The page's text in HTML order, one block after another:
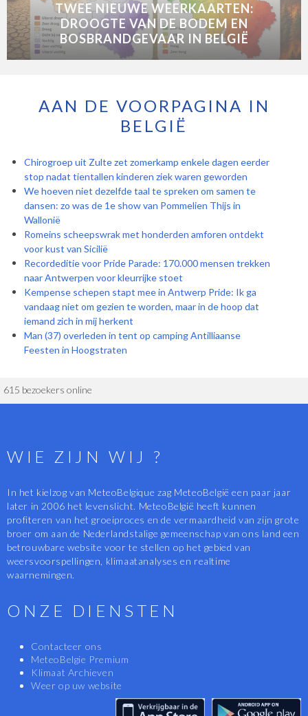
TWEE NIEUWE WEERKAARTEN:
DROOGTE VAN DE BODEM EN
BOSBRANDGEVAAR IN BELGIË
AAN DE VOORPAGINA IN
BELGIË
Chirogroep uit Zulte zet zomerkamp enkele dagen eerder
stop nadat tientallen kinderen ziek waren geworden
We hoeven niet dezelfde taal te spreken om samen te
dansen: zo was de 1e show van Pommelien Thijs in
Wallonië
Romeins scheepswrak met honderden amforen ontdekt
voor kust van Sicilië
Recordeditie voor Pride Parade: 170.000 mensen trekken
naar Antwerpen voor kleurrijke stoet
Kempense schepen stapt mee in Antwerp Pride: Ik ga
vandaag niet om gezien te worden, maar in de hoop dat
iemand zich in mij herkent
Man (37) overleden in tent op camping Antilliaanse
Feesten in Hoogstraten
615 bezoekers online
WIE ZIJN WIJ ?
In het kielzog van MeteoBelgique zag MeteoBelgië een paar jaar
later in 2006 het levenslicht. MeteoBelgië heeft kunnen
profiteren van het groeiproces en de vermaardheid van zijn grote
broer om aan de Nederlandstalige gemeenschap van ons land een
betrouwbare website voor te stellen op het gebied van
weersvoorspellingen, klimaatanalyses en realtime
waarnemingen.
ONZE DIENSTEN
Contacteer ons
MeteoBelgie Premium
Klimaat Archieven
Weer op uw website